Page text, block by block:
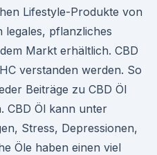
Lifestyle-Produkte von
legales, pflanzliches
Markt erhältlich. CBD
verstanden werden. So
Beiträge zu CBD Öl
CBD Öl kann unter
Stress, Depressionen,
Öle haben einen viel